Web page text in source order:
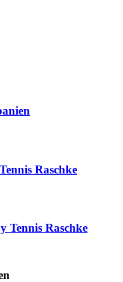
Raschke
Tennis Raschke